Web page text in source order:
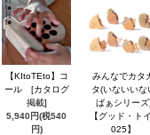
【KItoTEto】コ
ール [カタログ
掲載]
5,940円(税540
円)
みんなでカタ
タ(いないいな
ばぁシリーズ
【グッド・ト
025】